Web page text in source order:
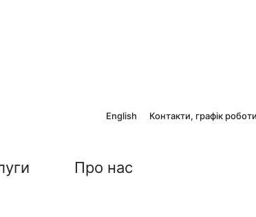
English Контакти, графік роботи
Про нас